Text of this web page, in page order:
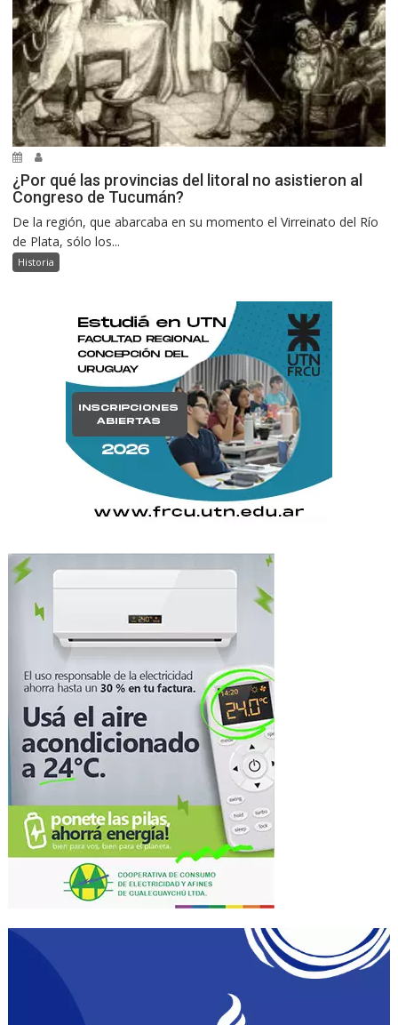
¿Por qué las provincias del litoral no asistieron al
Congreso de Tucumán?
De la región, que abarcaba en su momento el Virreinato del Río
de Plata, sólo los...
Historia